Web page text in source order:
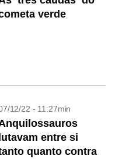
verde
12/22 - 11:27min
lutavam entre si
quanto contra